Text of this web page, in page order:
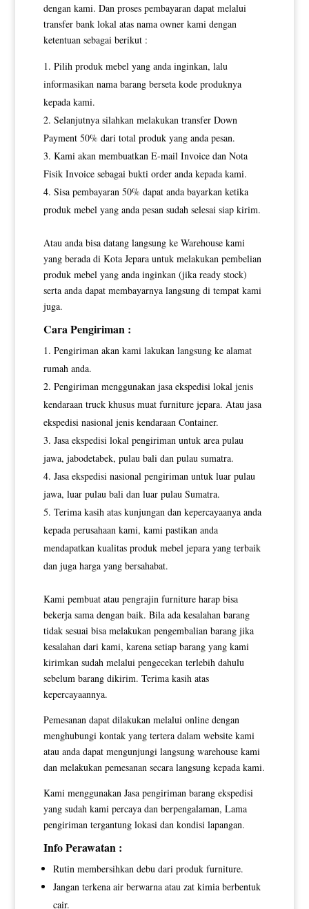
dengan kami. Dan proses pembayaran dapat melalui
transfer bank lokal atas nama owner kami dengan
ketentuan sebagai berikut :
Pilih produk mebel yang anda inginkan, lalu
informasikan nama barang berseta kode produknya
kepada kami.
Selanjutnya silahkan melakukan transfer Down
Payment 50% dari total produk yang anda pesan.
Kami akan membuatkan E-mail Invoice dan Nota
Fisik Invoice sebagai bukti order anda kepada kami.
Sisa pembayaran 50% dapat anda bayarkan ketika
produk mebel yang anda pesan sudah selesai siap kirim.
Atau anda bisa datang langsung ke Warehouse kami
yang berada di Kota Jepara untuk melakukan pembelian
produk mebel yang anda inginkan (jika ready stock)
serta anda dapat membayarnya langsung di tempat kami
juga.
Cara Pengiriman :
Pengiriman akan kami lakukan langsung ke alamat
rumah anda.
Pengiriman menggunakan jasa ekspedisi lokal jenis
kendaraan truck khusus muat furniture jepara. Atau jasa
ekspedisi nasional jenis kendaraan Container.
Jasa ekspedisi lokal pengiriman untuk area pulau
jawa, jabodetabek, pulau bali dan pulau sumatra.
Jasa ekspedisi nasional pengiriman untuk luar pulau
jawa, luar pulau bali dan luar pulau Sumatra.
Terima kasih atas kunjungan dan kepercayaanya anda
kepada perusahaan kami, kami pastikan anda
mendapatkan kualitas produk mebel jepara yang terbaik
dan juga harga yang bersahabat.
Kami pembuat atau pengrajin furniture harap bisa
bekerja sama dengan baik. Bila ada kesalahan barang
tidak sesuai bisa melakukan pengembalian barang jika
kesalahan dari kami, karena setiap barang yang kami
kirimkan sudah melalui pengecekan terlebih dahulu
sebelum barang dikirim. Terima kasih atas
kepercayaannya.
Pemesanan dapat dilakukan melalui online dengan
menghubungi kontak yang tertera dalam website kami
atau anda dapat mengunjungi langsung warehouse kami
dan melakukan pemesanan secara langsung kepada kami.
Kami menggunakan Jasa pengiriman barang ekspedisi
yang sudah kami percaya dan berpengalaman, Lama
pengiriman tergantung lokasi dan kondisi lapangan.
Info Perawatan :
Rutin membersihkan debu dari produk furniture.
Jangan terkena air berwarna atau zat kimia berbentuk
cair.